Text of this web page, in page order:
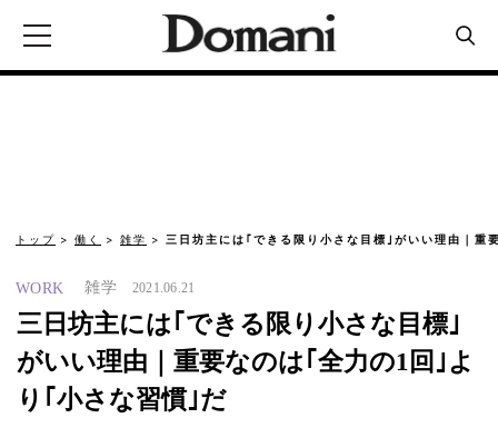
トップ 働く 雑学 三日坊主には｢できる限り小さな目標｣がいい理由｜重
WORK 雑学 2021.06.21
三日坊主には｢できる限り小さな目標｣
がいい理由｜重要なのは｢全力の1回｣よ
り｢小さな習慣｣だ